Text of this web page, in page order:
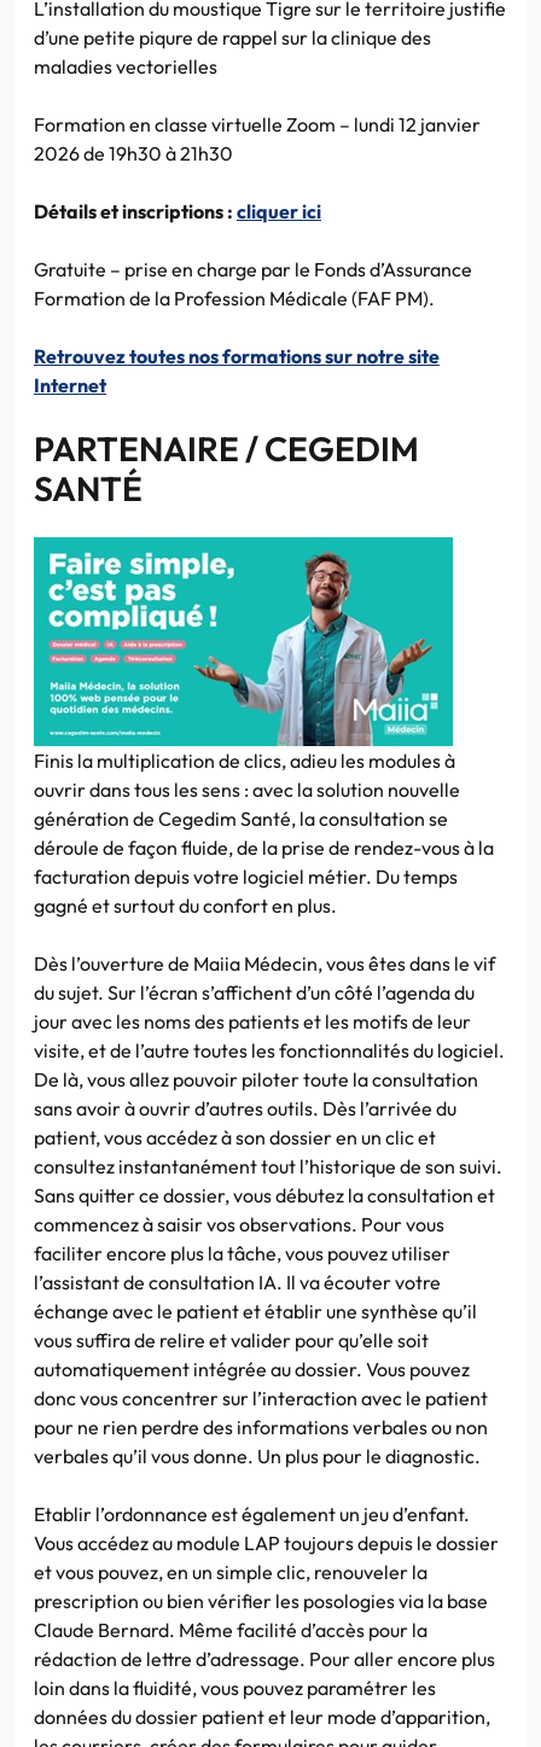
L’installation du moustique Tigre sur le territoire justifie
d’une petite piqure de rappel sur la clinique des
maladies vectorielles
Formation en classe virtuelle Zoom – lundi 12 janvier
2026 de 19h30 à 21h30
Détails et inscriptions : cliquer ici
Gratuite – prise en charge par le Fonds d’Assurance
Formation de la Profession Médicale (FAF PM).
Retrouvez toutes nos formations sur notre site
Internet
PARTENAIRE / CEGEDIM
SANTÉ
Finis la multiplication de clics, adieu les modules à
ouvrir dans tous les sens : avec la solution nouvelle
génération de Cegedim Santé, la consultation se
déroule de façon fluide, de la prise de rendez-vous à la
facturation depuis votre logiciel métier. Du temps
gagné et surtout du confort en plus.
Dès l’ouverture de Maiia Médecin, vous êtes dans le vif
du sujet. Sur l’écran s’affichent d’un côté l’agenda du
jour avec les noms des patients et les motifs de leur
visite, et de l’autre toutes les fonctionnalités du logiciel.
De là, vous allez pouvoir piloter toute la consultation
sans avoir à ouvrir d’autres outils. Dès l’arrivée du
patient, vous accédez à son dossier en un clic et
consultez instantanément tout l’historique de son suivi.
Sans quitter ce dossier, vous débutez la consultation et
commencez à saisir vos observations. Pour vous
faciliter encore plus la tâche, vous pouvez utiliser
l’assistant de consultation IA. Il va écouter votre
échange avec le patient et établir une synthèse qu’il
vous suffira de relire et valider pour qu’elle soit
automatiquement intégrée au dossier. Vous pouvez
donc vous concentrer sur l’interaction avec le patient
pour ne rien perdre des informations verbales ou non
verbales qu’il vous donne. Un plus pour le diagnostic.
Etablir l’ordonnance est également un jeu d’enfant.
Vous accédez au module LAP toujours depuis le dossier
et vous pouvez, en un simple clic, renouveler la
prescription ou bien vérifier les posologies via la base
Claude Bernard. Même facilité d’accès pour la
rédaction de lettre d’adressage. Pour aller encore plus
loin dans la fluidité, vous pouvez paramétrer les
données du dossier patient et leur mode d’apparition,